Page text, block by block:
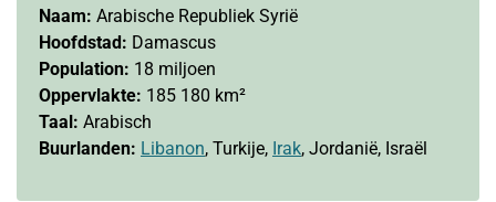
Naam: Arabische Republiek Syrië
Hoofdstad: Damascus
Population: 18 miljoen
Oppervlakte: 185 180 km²
Taal: Arabisch
Buurlanden: Libanon, Turkije, Irak, Jordanië, Israël